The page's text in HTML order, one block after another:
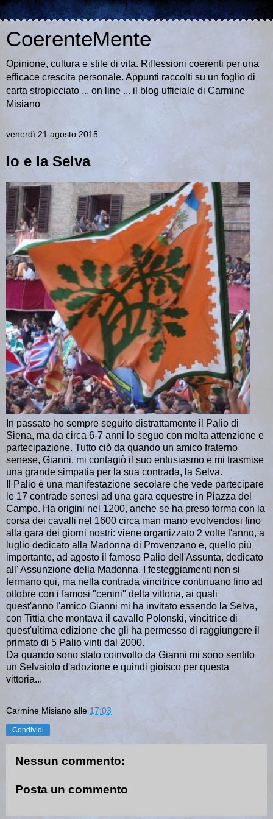
CoerenteMente
Opinione, cultura e stile di vita. Riflessioni coerenti per una
efficace crescita personale. Appunti raccolti su un foglio di
carta stropicciato ... on line ... il blog ufficiale di Carmine
Misiano
venerdì 21 agosto 2015
Io e la Selva
In passato ho sempre seguito distrattamente il Palio di
Siena, ma da circa 6-7 anni lo seguo con molta attenzione e
partecipazione. Tutto ciò da quando un amico fraterno
senese, Gianni, mi contagiò il suo entusiasmo e mi trasmise
una grande simpatia per la sua contrada, la Selva.
Il Palio è una manifestazione secolare che vede partecipare
le 17 contrade senesi ad una gara equestre in Piazza del
Campo. Ha origini nel 1200, anche se ha preso forma con la
corsa dei cavalli nel 1600 circa man mano evolvendosi fino
alla gara dei giorni nostri: viene organizzato 2 volte l'anno, a
luglio dedicato alla Madonna di Provenzano e, quello più
importante, ad agosto il famoso Palio dell'Assunta, dedicato
all' Assunzione della Madonna. I festeggiamenti non si
fermano qui, ma nella contrada vincitrice continuano fino ad
ottobre con i famosi "cenini" della vittoria, ai quali
quest'anno l'amico Gianni mi ha invitato essendo la Selva,
con Tittia che montava il cavallo Polonski, vincitrice di
quest'ultima edizione che gli ha permesso di raggiungere il
primato di 5 Palio vinti dal 2000.
Da quando sono stato coinvolto da Gianni mi sono sentito
un Selvaiolo d'adozione e quindi gioisco per questa
vittoria...
Carmine Misiano alle 17:03
Condividi
Nessun commento:
Posta un commento